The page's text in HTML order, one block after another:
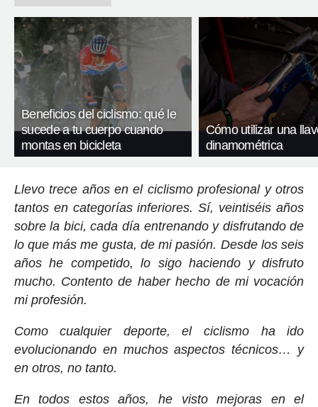
Beneficios del ciclismo: qué le
sucede a tu cuerpo cuando
montas en bicicleta
Cómo utilizar una
dinamométrica
Llevo trece años en el ciclismo profesional y otros
tantos en categorías inferiores. Sí, veintiséis años
sobre la bici, cada día entrenando y disfrutando de
lo que más me gusta, de mi pasión. Desde los seis
años he competido, lo sigo haciendo y disfruto
mucho. Contento de haber hecho de mi vocación
mi profesión.
Como cualquier deporte, el ciclismo ha ido
evolucionando en muchos aspectos técnicos… y
en otros, no tanto.
En todos estos años, he visto mejoras en el